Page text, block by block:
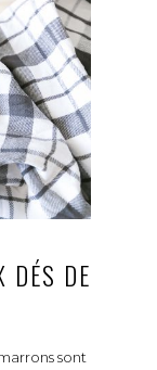
DÉS DE
sont